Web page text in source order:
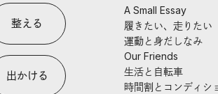
整える
出かける
A Small Essay
履きたい、走りたい
運動と身だしなみ
Our Friends
生活と自転車
時間割とコンディシ